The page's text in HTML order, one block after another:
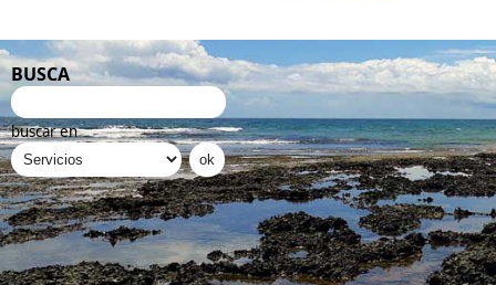
BUSCA
buscar en